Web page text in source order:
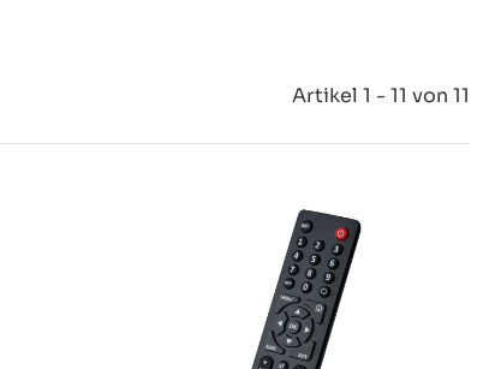
Artikel 1 - 11 von 11